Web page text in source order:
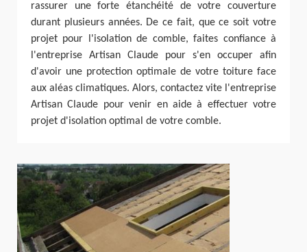
rassurer une forte étanchéité de votre couverture
durant plusieurs années. De ce fait, que ce soit votre
projet pour l'isolation de comble, faites confiance à
l'entreprise Artisan Claude pour s'en occuper afin
d'avoir une protection optimale de votre toiture face
aux aléas climatiques. Alors, contactez vite l'entreprise
Artisan Claude pour venir en aide à effectuer votre
projet d'isolation optimal de votre comble.